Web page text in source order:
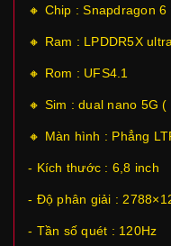
🔸 Chip :Snapdragon
🔸 Ram : LPDDR5X ultra
🔸 Rom : UFS4.1
🔸 Sim : dual nano 5G (
🔸 Màn hình : Phẳng
- Kích thước : 6,8 inch
- Độ phân giải :
- Tần số quét : 120Hz